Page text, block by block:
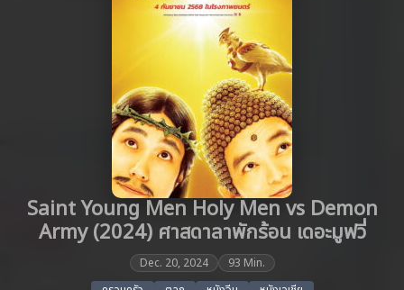
Saint Young Men Holy Men vs Demon
Army (2024) ศาสดาลาพักร้อน เดอะมูฟวี่
Dec. 20, 2024
93 Min.